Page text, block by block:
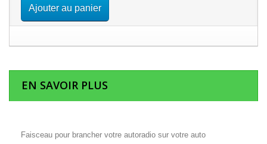
Ajouter au panier
EN SAVOIR PLUS
Faisceau pour brancher votre autoradio sur votre auto